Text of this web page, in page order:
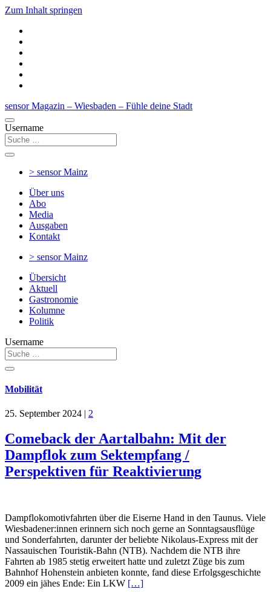
Zum Inhalt springen
sensor Magazin – Wiesbaden – Fühle deine Stadt
Username
> sensorMainz
Über uns
Abo
Media
Ausgaben
Kontakt
> sensorMainz
Übersicht
Aktuell
Gastronomie
Kolumne
Politik
Username
Mobilität
25. September 2024 | 2
Comeback der Aartalbahn: Mit der
Dampflok zum Sektempfang /
Perspektiven für Reaktivierung
Dampflokomotivfahrten über die Eiserne Hand in den Taunus. Viele
Wiesbadener:innen erinnern sich noch gerne an Sonntagsausflüge
und Sonderfahrten, darunter der beliebte Nikolaus-Express mit der
Nassauischen Touristik-Bahn (NTB). Nachdem die NTB ihre
Fahrten ab 1985 stetig erweitert hatte und zuletzt Züge bis zum
Bahnhof Hohenstein anbieten konnte, fand diese Erfolgsgeschichte
2009 ein jähes Ende: Ein LKW […]